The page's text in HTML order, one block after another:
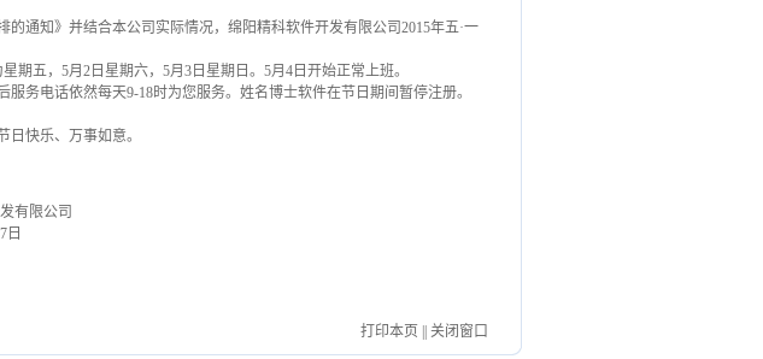
通知》并结合本公司实际情况，绵阳精科软件开发有限公司2015年五·一
五，5月2日星期六，5月3日星期日。5月4日开始正常上班。
务电话依然每天9-18时为您服务。姓名博士软件在节日期间暂停注册。
快乐、万事如意。
公司
打印本页 关闭窗口